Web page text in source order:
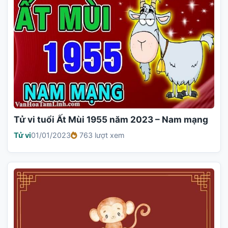
Tử vi tuổi Ất Mùi 1955 năm 2023 – Nam mạng
Tử vi01/01/2023 763 lượt xem